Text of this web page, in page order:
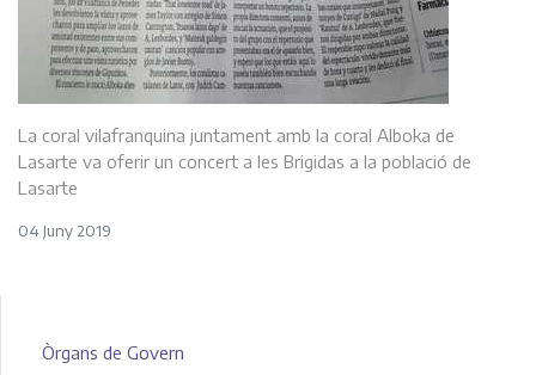
La coral vilafranquina juntament amb la coral Alboka de
Lasarte va oferir un concert a les Brigidas a la població de
Lasarte
04 Juny 2019
Òrgans de Govern